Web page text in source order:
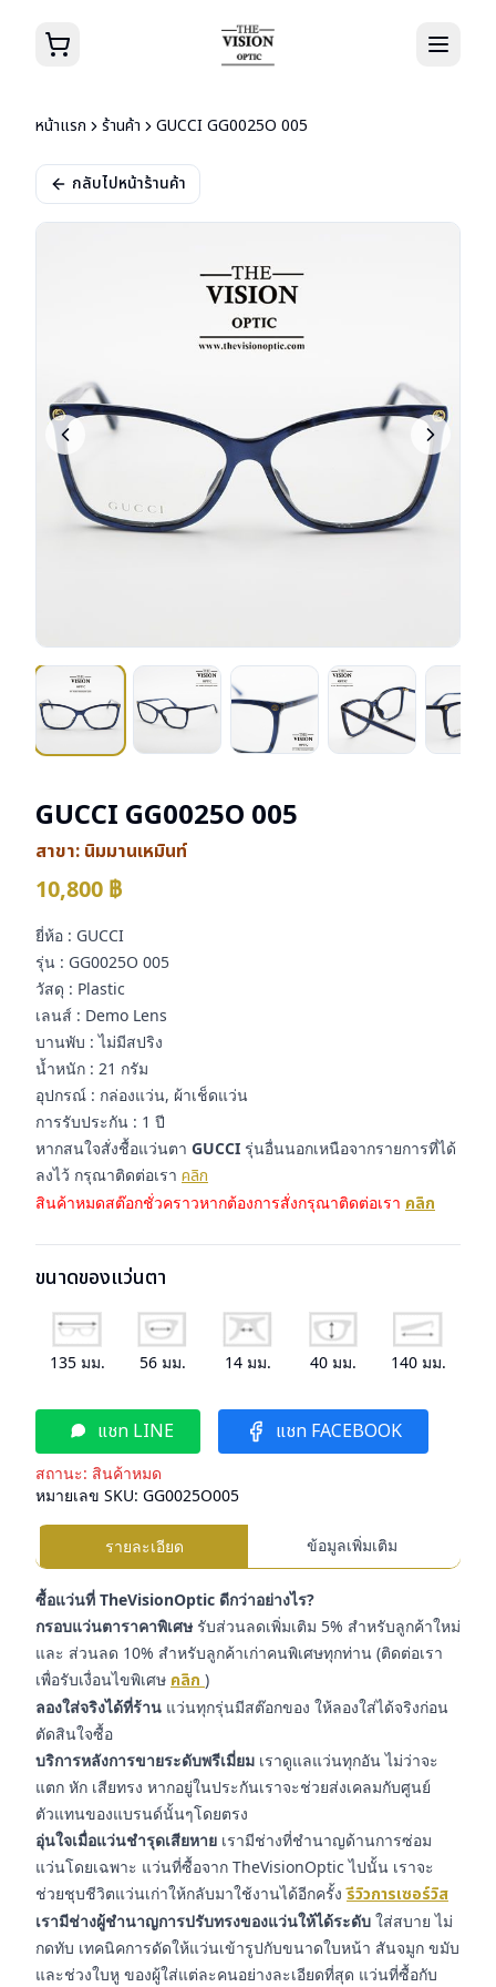
หน้าแรก ร้านค้า GUCCI GG0025O 005
กลับไปหน้าร้านค้า
GUCCI GG0025O 005
สาขา: นิมมานเหมินท์
10,800 ฿
ยี่ห้อ : GUCCI
รุ่น : GG0025O 005
วัสดุ : Plastic
เลนส์ : Demo Lens
บานพับ : ไม่มีสปริง
น้ำหนัก : 21 กรัม
อุปกรณ์ : กล่องแว่น, ผ้าเช็ดแว่น
การรับประกัน : 1 ปี
หากสนใจสั่งชื้อแว่นตา GUCCI รุ่นอื่นนอกเหนือจากรายการที่ได้
ลงไว้ กรุณาติดต่อเรา คลิก
สินค้าหมดสต๊อกชั่วคราวหากต้องการสั่งกรุณาติดต่อเรา คลิก
ขนาดของแว่นตา
135 มม. 56 มม. 14มม. 40มม. 140มม.
แชท LINE แชท FACEBOOK
สถานะ: สินค้าหมด
หมายเลข SKU: GG0025O005
รายละเอียด ข้อมูลเพิ่มเติม
ซื้อแว่นที่ TheVisionOptic ดีกว่าอย่างไร?
กรอบแว่นตาราคาพิเศษ รับส่วนลดเพิ่มเติม 5% สำหรับลูกค้าใหม่
และ ส่วนลด 10% สำหรับลูกค้าเก่าคนพิเศษทุกท่าน (ติดต่อเรา
เพื่อรับเงื่อนไขพิเศษ คลิก )
ลองใส่จริงได้ที่ร้าน แว่นทุกรุ่นมีสต๊อกของ ให้ลองใส่ได้จริงก่อน
ตัดสินใจซื้อ
บริการหลังการขายระดับพรีเมี่ยม เราดูแลแว่นทุกอัน ไม่ว่าจะ
แตก หัก เสียทรง หากอยู่ในประกันเราจะช่วยส่งเคลมกับศูนย์
ตัวแทนของแบรนด์นั้นๆโดยตรง
อุ่นใจเมื่อแว่นชำรุดเสียหาย เรามีช่างที่ชำนาญด้านการซ่อม
แว่นโดยเฉพาะ แว่นที่ซื้อจาก TheVisionOptic ไปนั้น เราจะ
ช่วยชุบชีวิตแว่นเก่าให้กลับมาใช้งานได้อีกครั้งรีวิวการเซอร์วิส
เรามีช่างผู้ชำนาญการปรับทรงของแว่นให้ได้ระดับ ใส่สบาย ไม่
กดทับ เทคนิคการดัดให้แว่นเข้ารูปกับขนาดใบหน้า สันจมูก ขมับ
และช่วงใบหู ของผู้ใส่แต่ละคนอย่างละเอียดที่สุด แว่นที่ซื้อกับ